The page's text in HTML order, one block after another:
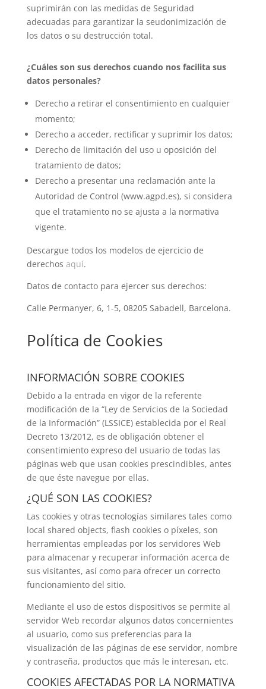
suprimirán con las medidas de Seguridad
adecuadas para garantizar la seudonimización de
los datos o su destrucción total.
¿Cuáles son sus derechos cuando nos facilita sus
datos personales?
Derecho a retirar el consentimiento en cualquier
momento;
Derecho a acceder, rectificar y suprimir los datos;
Derecho de limitación del uso u oposición del
tratamiento de datos;
Derecho a presentar una reclamación ante la
Autoridad de Control (www.agpd.es), si considera
que el tratamiento no se ajusta a la normativa
vigente.
Descargue todos los modelos de ejercicio de
derechos aquí.
Datos de contacto para ejercer sus derechos:
Calle Permanyer, 6, 1-5, 08205 Sabadell, Barcelona.
Política de Cookies
INFORMACIÓN SOBRE COOKIES
Debido a la entrada en vigor de la referente
modificación de la “Ley de Servicios de la Sociedad
de la Información” (LSSICE) establecida por el Real
Decreto 13/2012, es de obligación obtener el
consentimiento expreso del usuario de todas las
páginas web que usan cookies prescindibles, antes
de que éste navegue por ellas.
¿QUÉ SON LAS COOKIES?
Las cookies y otras tecnologías similares tales como
local shared objects, flash cookies o píxeles, son
herramientas empleadas por los servidores Web
para almacenar y recuperar información acerca de
sus visitantes, así como para ofrecer un correcto
funcionamiento del sitio.
Mediante el uso de estos dispositivos se permite al
servidor Web recordar algunos datos concernientes
al usuario, como sus preferencias para la
visualización de las páginas de ese servidor, nombre
y contraseña, productos que más le interesan, etc.
COOKIES AFECTADAS POR LA NORMATIVA